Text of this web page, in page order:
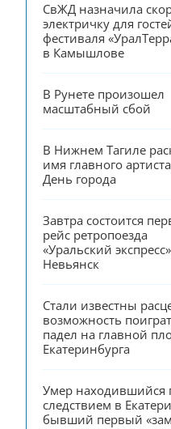
СвЖД назначила
электричку для
фестиваля
в Камышлове
В Рунете произошел
масштабный сбой
В Нижнем Тагиле
имя главного
День города
Завтра состоится
рейс ретропоезда
«Уральский
Невьянск
Стали известны
возможность
падел на главной
Екатеринбурга
Умер находившийся
следствием в
бывший первый